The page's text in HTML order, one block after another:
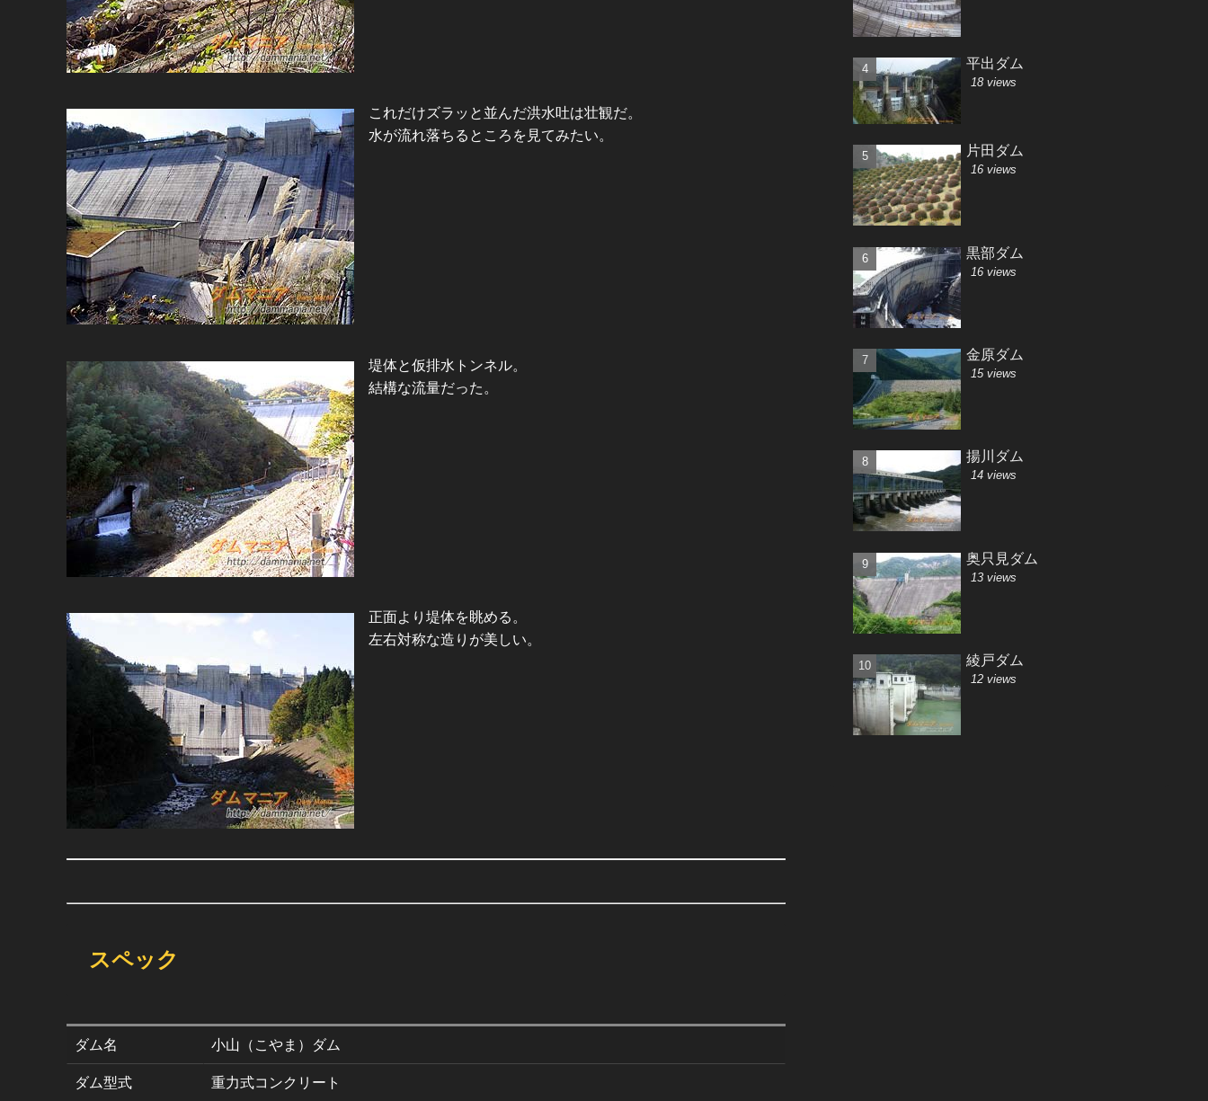
これだけズラッと並んだ洪水吐は壮観だ。
水が流れ落ちるところを見てみたい。
堤体と仮排水トンネル。
結構な流量だった。
正面より堤体を眺める。
左右対称な造りが美しい。
スペック
ダム名 小山（こやま）ダム
ダム型式 重力式コンクリート
平出ダム
18 views
片田ダム
16 views
黒部ダム
16 views
金原ダム
15 views
揚川ダム
14 views
奥只見ダム
13 views
綾戸ダム
12 views